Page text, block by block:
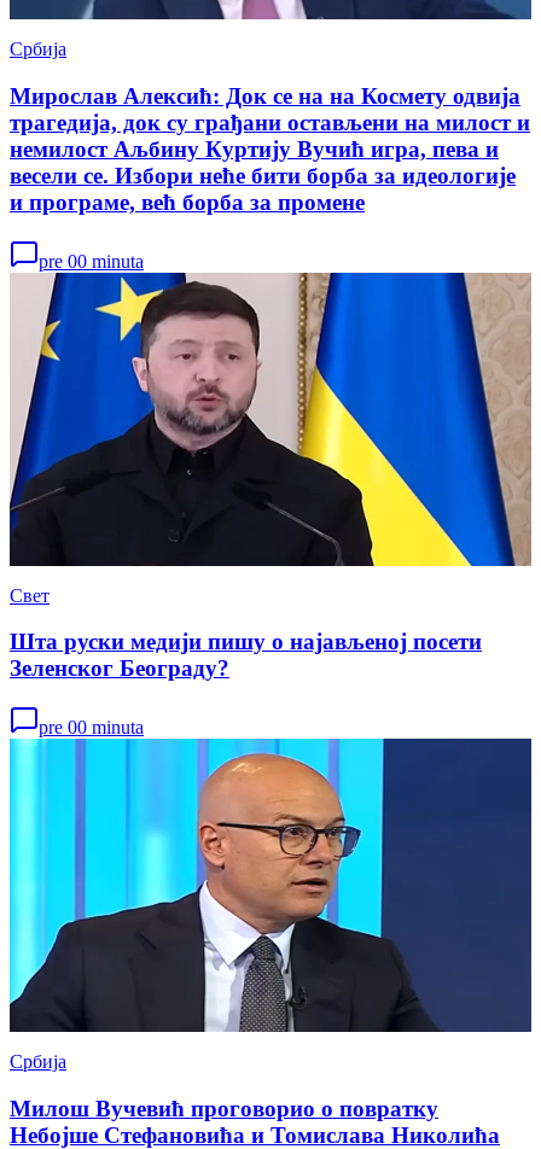
Србија
Мирослав Алексић: Док се на на Космету одвија
трагедија, док су грађани остављени на милост и
немилост Аљбину Куртију Вучић игра, пева и
весели се. Избори неће бити борба за идеологије
и програме, већ борба за промене
pre 00 minuta
Свет
Шта руски медији пишу о најављеној посети
Зеленског Београду?
pre 00 minuta
Србија
Милош Вучевић проговорио о повратку
Небојше Стефановића и Томислава Николића